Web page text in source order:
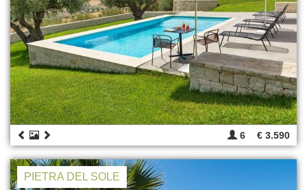
6 € 3.590
PIETRA DEL SOLE